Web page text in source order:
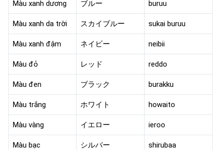
Màu xanh dương ブルー buruu
Màu xanh da trời スカイブルー sukai buruu
Màu xanh đậm ネイビー neibii
Màu đỏ レッド reddo
Màu đen ブラック burakku
Màu trắng ホワイト howaito
Màu vàng イエロー ieroo
Màu bạc シルバー shirubaa